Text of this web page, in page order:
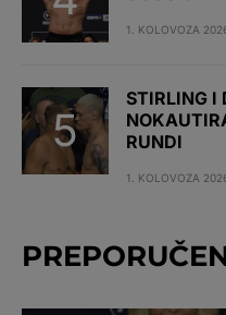
1. KOLOVOZA
STIRLING I
RUNDI
1. KOLOVOZA